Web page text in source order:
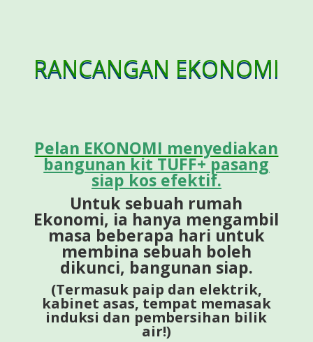
RANCANGAN EKONOMI
Pelan EKONOMI menyediakan
bangunan kit TUFF+ pasang
siap kos efektif.
Untuk sebuah rumah
Ekonomi, ia hanya mengambil
masa beberapa hari untuk
membina sebuah boleh
dikunci, bangunan siap.
(Termasuk paip dan elektrik,
kabinet asas, tempat memasak
induksi dan pembersihan bilik
air!)